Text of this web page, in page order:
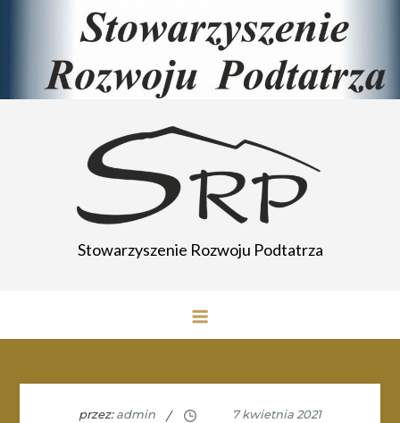
Stowarzyszenie Rozwoju Podtatrza
przez:admin